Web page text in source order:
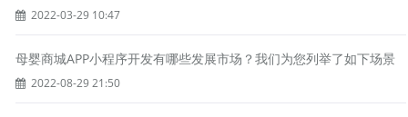
2022-03-29 10:47
母婴商城APP小程序开发有哪些发展市场？我们为您列举了如下场景
2022-08-29 21:50